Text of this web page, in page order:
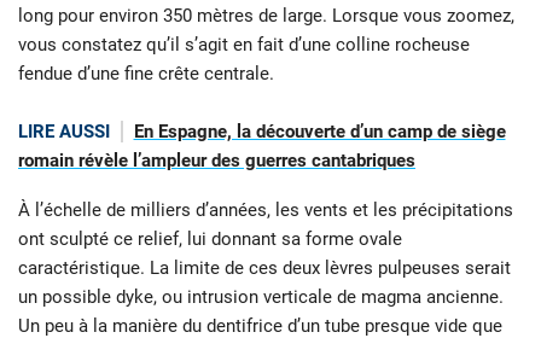
long pour environ 350 mètres de large. Lorsque vous zoomez,
vous constatez qu’il s’agit en fait d’une colline rocheuse
fendue d’une fine crête centrale.
LIRE AUSSI
En Espagne, la découverte d’un camp de siège
romain révèle l’ampleur des guerres cantabriques
À l’échelle de milliers d’années, les vents et les précipitations
ont sculpté ce relief, lui donnant sa forme ovale
caractéristique. La limite de ces deux lèvres pulpeuses serait
un possible dyke, ou intrusion verticale de magma ancienne.
Un peu à la manière du dentifrice d’un tube presque vide que